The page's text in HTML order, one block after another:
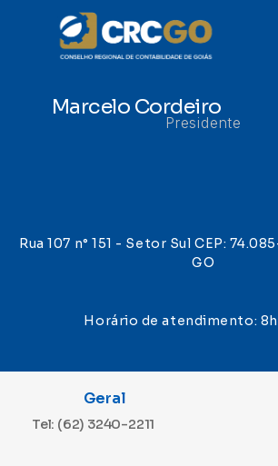
Marcelo Cordeiro
Presidente
Rua 107 n° 151 - Setor Sul CEP:
GO
Horário de atendimento: 8h
Geral
Tel: (62) 3240-2211